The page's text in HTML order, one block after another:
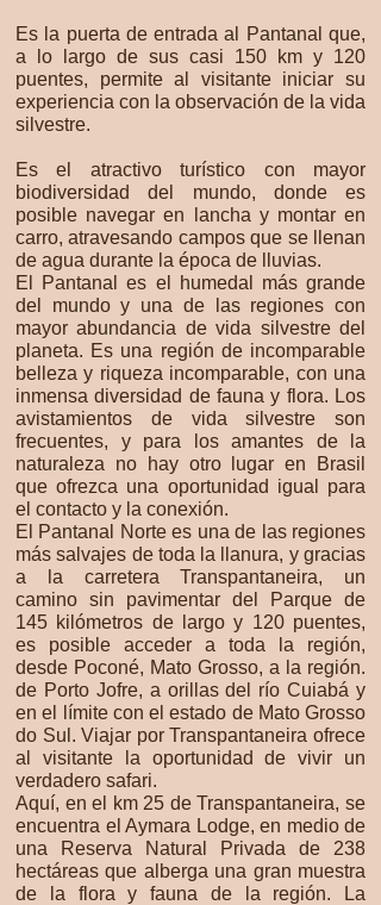
Es la puerta de entrada al Pantanal que,
a lo largo de sus casi 150 km y 120
puentes, permite al visitante iniciar su
experiencia con la observación de la vida
silvestre.
Es el atractivo turístico con mayor
biodiversidad del mundo, donde es
posible navegar en lancha y montar en
carro, atravesando campos que se llenan
de agua durante la época de lluvias.
El Pantanal es el humedal más grande
del mundo y una de las regiones con
mayor abundancia de vida silvestre del
planeta. Es una región de incomparable
belleza y riqueza incomparable, con una
inmensa diversidad de fauna y flora. Los
avistamientos de vida silvestre son
frecuentes, y para los amantes de la
naturaleza no hay otro lugar en Brasil
que ofrezca una oportunidad igual para
el contacto y la conexión.
El Pantanal Norte es una de las regiones
más salvajes de toda la llanura, y gracias
a la carretera Transpantaneira, un
camino sin pavimentar del Parque de
145 kilómetros de largo y 120 puentes,
es posible acceder a toda la región,
desde Poconé, Mato Grosso, a la región.
de Porto Jofre, a orillas del río Cuiabá y
en el límite con el estado de Mato Grosso
do Sul. Viajar por Transpantaneira ofrece
al visitante la oportunidad de vivir un
verdadero safari.
Aquí, en el km 25 de Transpantaneira, se
encuentra el Aymara Lodge, en medio de
una Reserva Natural Privada de 238
hectáreas que alberga una gran muestra
de la flora y fauna de la región. La